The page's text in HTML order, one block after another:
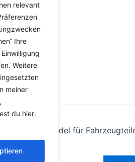
relevant
Ihre
Weitere
meiner
du hier:
Versandhandel für